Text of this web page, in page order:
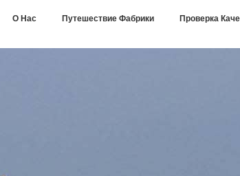
О Нас Путешествие Фабрики Проверка